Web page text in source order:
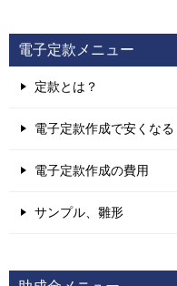
電子定款メニュー
定款とは？
電子定款作成で安くなる
電子定款作成の費用
サンプル、雛形